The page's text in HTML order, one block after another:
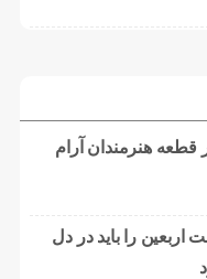
قطعه هنرمندان آرام
را باید در دل